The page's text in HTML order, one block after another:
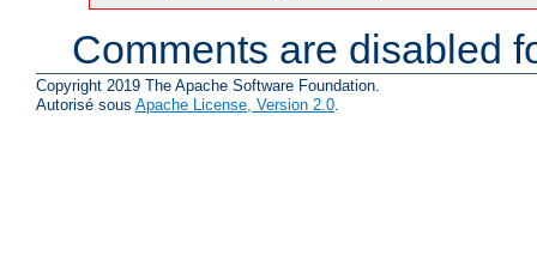
Comments are disabled
Copyright 2019 The Apache Software Foundation.
Autorisé sous Apache License, Version 2.0.